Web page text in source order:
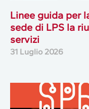
Linee guida per
sede di LPS la
servizi
31 Luglio 2026